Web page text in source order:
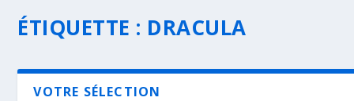
ÉTIQUETTE : DRACULA
VOTRE SÉLECTION